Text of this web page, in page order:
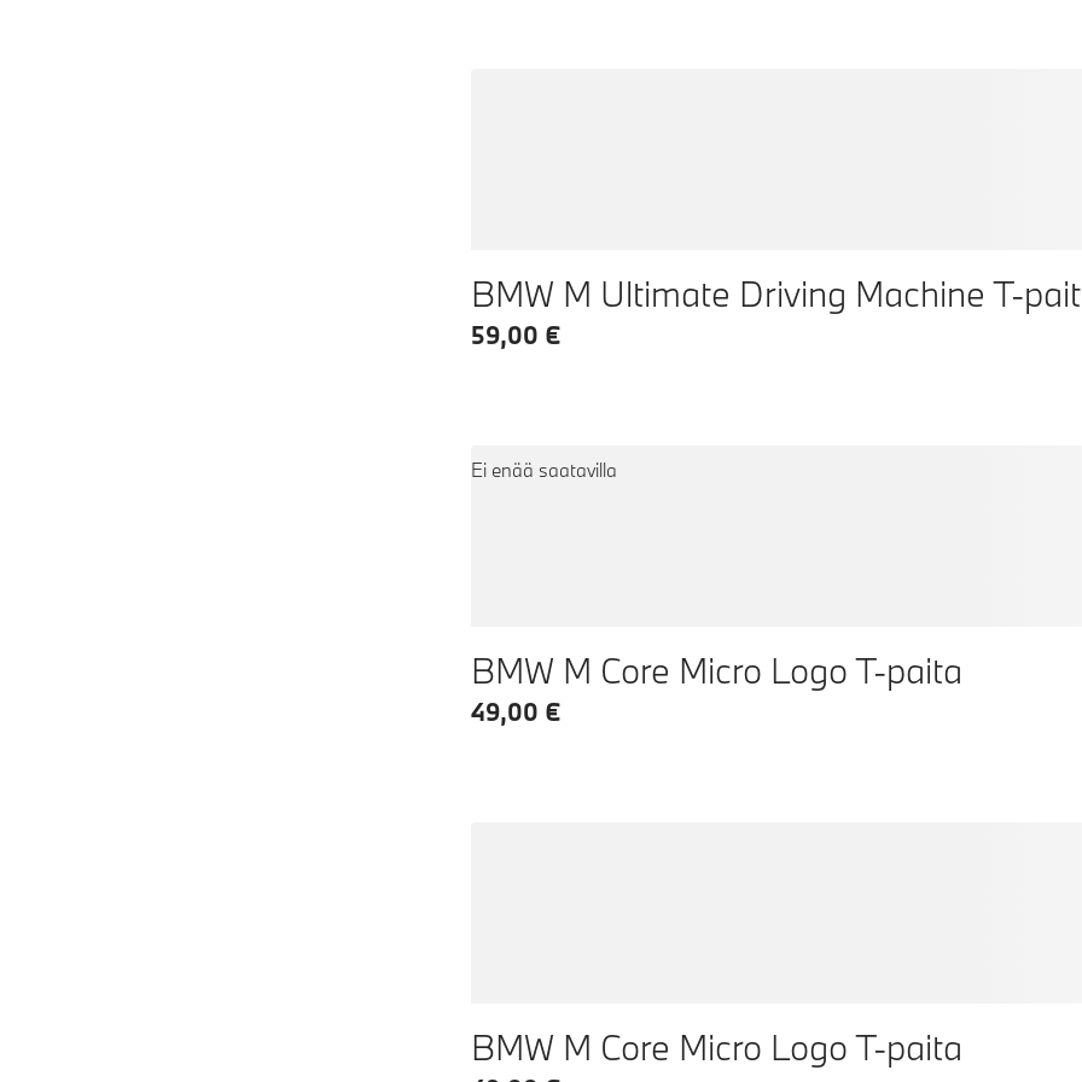
BMW M Ultimate Driving Machine T-
59,00 €
Ei enää saatavilla
BMW M Core Micro Logo T-paita
49,00 €
BMW M Core Micro Logo T-paita